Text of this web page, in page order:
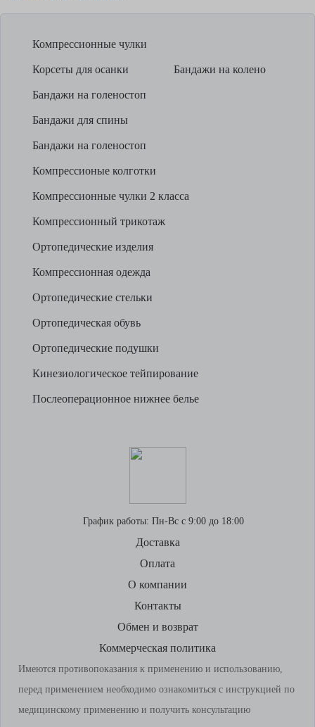
Компрессионные чулки
Корсеты для осанки Бандажи на колено
Бандажи на голеностоп
Бандажи для спины
Бандажи на голеностоп
Компрессионые колготки
Компрессионные чулки 2 класса
Компрессионный трикотаж
Ортопедические изделия
Компрессионная одежда
Ортопедические стельки
Ортопедическая обувь
Ортопедические подушки
Кинезиологическое тейпирование
Послеоперационное нижнее белье
График работы: Пн-Вс с 9:00 до 18:00
Доставка
Оплата
О компании
Контакты
Обмен и возврат
Коммерческая политика
Имеются противопоказания к применению и использованию,
перед применением необходимо ознакомиться с инструкцией по
медицинскому применению и получить консультацию